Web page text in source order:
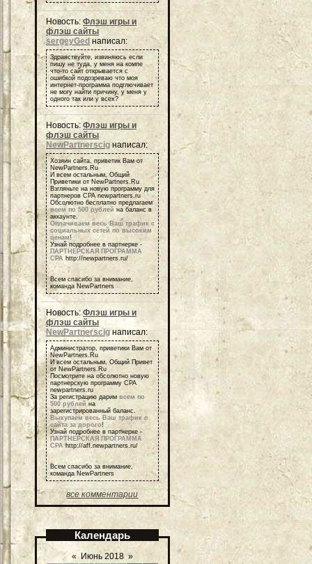
Новость: Флэш игры и
флэш сайты
sergeyGed написал:
Здравствуйте, извиняюсь если
пишу не туда, у меня на компе
что-то сайт открывается с
ошибкой подозреваю что моя
интернет-программа подглючивает
не могу найти причину, у меня у
одного так или у всех?
Новость: Флэш игры и
флэш сайты
NewPartnerscig написал:
Хозяин сайта, приветик Вам от
NewPartners.Ru
И всем остальным, Общий
Приветики от NewPartners.Ru
Взгляньте на новую программу для
партнеров СРА newpartners.ru
Обсолютно бесплатно предлагаем
всем по 500 рублей на баланс в
аккаунте.
Оплачиваем весь Ваш трафик с
социальных сетей по высоким
ценам!
Узнай подробнее в партнерке -
ПАРТНЕРСКАЯ ПРОГРАММА
СРА http://newpartners.ru/
Всем спасибо за внимание,
команда NewPartners
Новость:Флэш игры и
флэш сайты
NewPartnerscigнаписал:
Администратор, приветики Вам от
NewPartners.Ru
И всем остальным, Общий Привет
от NewPartners.Ru
Посмотрите на обсолютно новую
партнерскую программу СРА
newpartners.ru
За регистрацию дарим всем по
500 рублей на
зарегистрированный баланс.
Выкупаем весь Ваш трафик с
сайта за дорого!
Узнай подробнее в партнерке -
ПАРТНЕРСКАЯ ПРОГРАММА
СРА http://aff.newpartners.ru/
Всем спасибо за внимание,
команда NewPartners
все комментарии
Календарь
« Июнь 2018 »